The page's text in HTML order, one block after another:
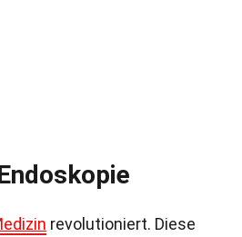
revolutioniert. Diese